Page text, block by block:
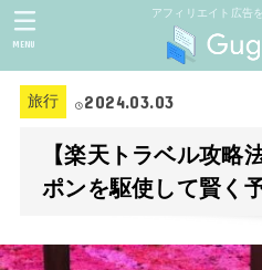
アフィリエイト広告
MENU
旅行 2024.03.03
【楽天トラベル攻略
ポンを駆使して賢く